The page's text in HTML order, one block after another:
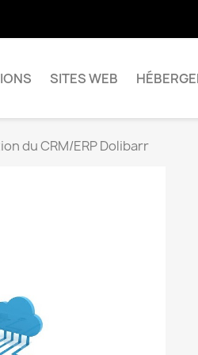
SITES WEB
du CRM/ERP Dolibarr